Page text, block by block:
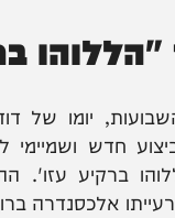
"הללוהו
יומו של
חדש
ברקיע עזו'.
אלכסנדרה